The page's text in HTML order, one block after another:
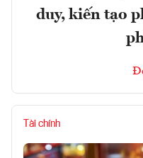
duy, kiến tạo
Tài chính